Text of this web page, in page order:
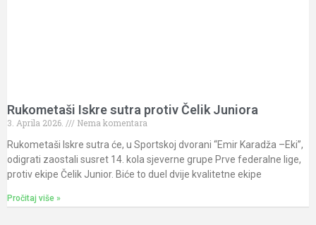
Rukometaši Iskre sutra protiv Čelik Juniora
3. Aprila 2026.
Nema komentara
Rukometaši Iskre sutra će, u Sportskoj dvorani “Emir Karadža –Eki”,
odigrati zaostali susret 14. kola sjeverne grupe Prve federalne lige,
protiv ekipe Čelik Junior. Biće to duel dvije kvalitetne ekipe
Pročitaj više »